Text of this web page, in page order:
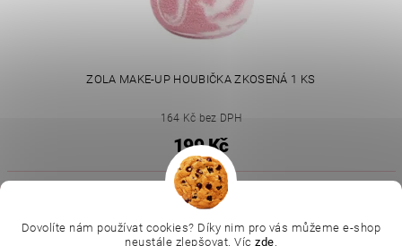
ZOLA MAKE-UP HOUBIČKA ZKOSENÁ 1 KS
164 Kč bez DPH
199 Kč
L.C.P. Paris |
Online kosmetické kurzy | Kozmetickyobchod.sk
Dovolíte nám používat cookies? Díky nim pro vás můžeme e-shop
neustále zlepšovat. Víc zde.